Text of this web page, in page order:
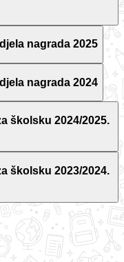
nagrada 2025
nagrada 2024
školsku 2024/2025.
školsku 2023/2024.